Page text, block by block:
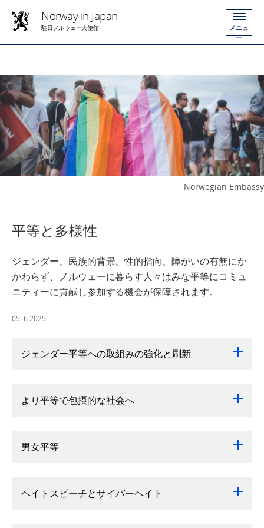
Norway in Japan
駐日ノルウェー大使館
メニュ
ー
Norwegian Embassy
平等と多様性
ジェンダー、民族的背景、性的指向、障がいの有無にか
かわらず、ノルウェーに暮らす人々はみな平等にコミュ
ニティーに貢献し参加する機会が保障されます。
05. 6 2025
ジェンダー平等への取組みの強化と刷新
より平等で包摂的な社会へ
男女平等
ヘイトスピーチとサイバーヘイト